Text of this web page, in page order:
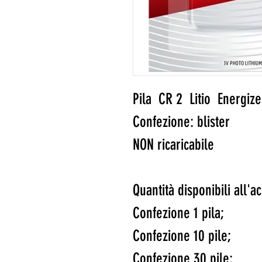
Pila CR 2 Litio
Confezione: blister
NON ricaricabile
Quantità disponibili
Confezione 1 pila;
Confezione 10 pile;